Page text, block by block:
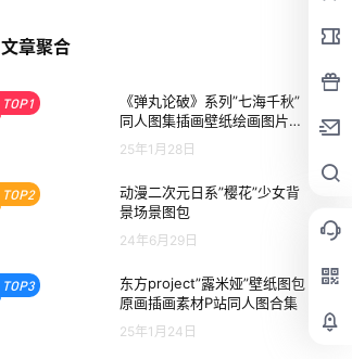
文章聚合
TOP1
《弹丸论破》系列”七海千秋”
同人图集插画壁纸绘画图片素
25年1月28日
TOP2
动漫二次元日系”樱花”少女背
景场景图包
24年6月29日
TOP3
东方project”露米娅”壁纸图包
原画插画素材P站同人图合集
25年1月24日